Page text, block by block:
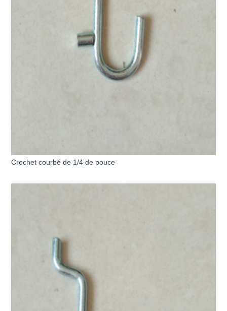
Crochet courbé de 1/4 de pouce